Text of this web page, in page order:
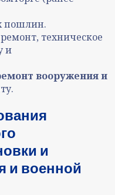
пошлин.
техническое
и
вооружения и
и
и военной